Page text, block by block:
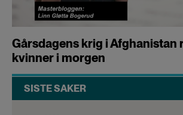
Gårsdagens krig i Afghanistan
kvinner i morgen
SISTE SAKER